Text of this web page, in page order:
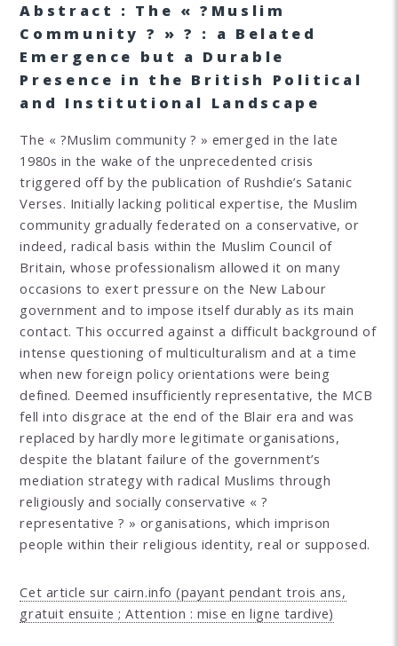
Abstract : The « ?Muslim
Community ? » ? : a Belated
Emergence but a Durable
Presence in the British Political
and Institutional Landscape
The « ?Muslim community ? » emerged in the late
1980s in the wake of the unprecedented crisis
triggered off by the publication of Rushdie’s Satanic
Verses. Initially lacking political expertise, the Muslim
community gradually federated on a conservative, or
indeed, radical basis within the Muslim Council of
Britain, whose professionalism allowed it on many
occasions to exert pressure on the New Labour
government and to impose itself durably as its main
contact. This occurred against a difficult background of
intense questioning of multiculturalism and at a time
when new foreign policy orientations were being
defined. Deemed insufficiently representative, the MCB
fell into disgrace at the end of the Blair era and was
replaced by hardly more legitimate organisations,
despite the blatant failure of the government’s
mediation strategy with radical Muslims through
religiously and socially conservative « ?
representative ? » organisations, which imprison
people within their religious identity, real or supposed.
Cet article sur cairn.info (payant pendant trois ans,
gratuit ensuite ; Attention : mise en ligne tardive)